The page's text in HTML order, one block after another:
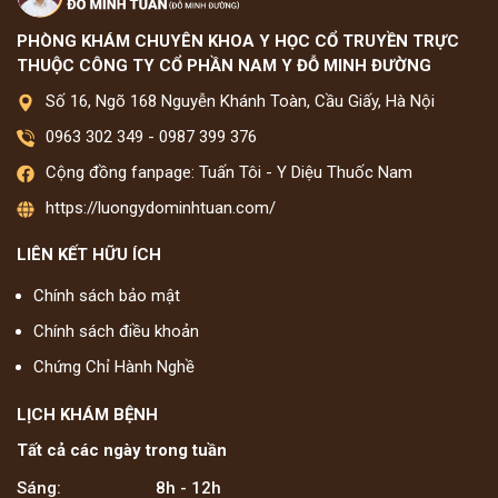
PHÒNG KHÁM CHUYÊN KHOA Y HỌC CỔ TRUYỀN TRỰC
THUỘC CÔNG TY CỔ PHẦN NAM Y ĐỖ MINH ĐƯỜNG
Số 16, Ngõ 168 Nguyễn Khánh Toàn, Cầu Giấy, Hà Nội
0963 302 349 - 0987 399 376
Cộng đồng fanpage: Tuấn Tôi - Y Diệu Thuốc Nam
https://luongydominhtuan.com/
LIÊN KẾT HỮU ÍCH
Chính sách bảo mật
Chính sách điều khoản
Chứng Chỉ Hành Nghề
LỊCH KHÁM BỆNH
Tất cả các ngày trong tuần
Sáng:
8h - 12h